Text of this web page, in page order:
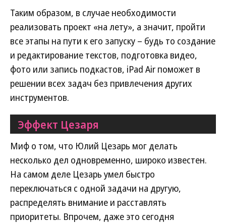
Таким образом, в случае необходимости
реализовать проект «на лету», а значит, пройти
все этапы на пути к его запуску – будь то создание
и редактирование текстов, подготовка видео,
фото или запись подкастов, iPad Air поможет в
решении всех задач без привлечения других
инструментов.
Эффект Цезаря
Миф о том, что Юлий Цезарь мог делать
несколько дел одновременно, широко известен.
На самом деле Цезарь умел быстро
переключаться с одной задачи на другую,
распределять внимание и расставлять
приоритеты. Впрочем, даже это сегодня